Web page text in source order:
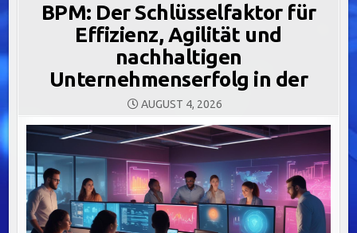
BPM: Der Schlüsselfaktor für
Effizienz, Agilität und
nachhaltigen
Unternehmenserfolg in der
AUGUST 4, 2026